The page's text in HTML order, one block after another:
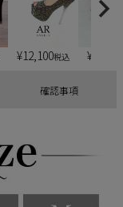
¥12,100税込 ¥
確認事項